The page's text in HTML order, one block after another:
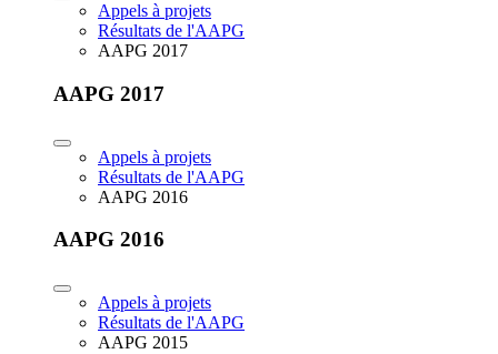
Appels à projets
Résultats de l'AAPG
AAPG 2017
AAPG 2017
Appels à projets
Résultats de l'AAPG
AAPG 2016
AAPG 2016
Appels à projets
Résultats de l'AAPG
AAPG 2015